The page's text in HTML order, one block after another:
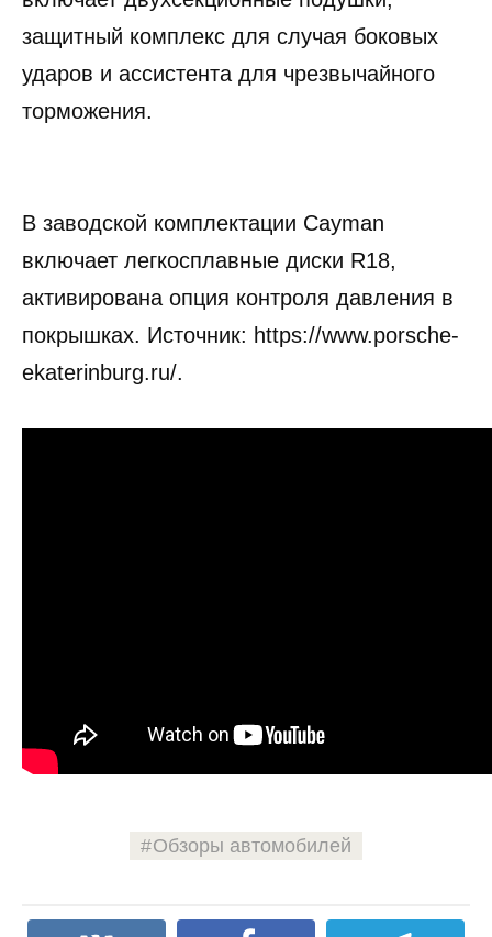
защитный комплекс для случая боковых
ударов и ассистента для чрезвычайного
торможения.
В заводской комплектации Cayman
включает легкосплавные диски R18,
активирована опция контроля давления в
покрышках. Источник: https://www.porsche-
ekaterinburg.ru/.
Обзоры автомобилей